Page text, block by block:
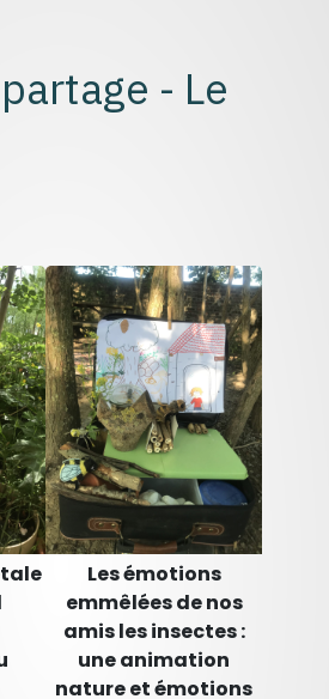
- Le
Les émotions
emmêlées de nos
amis les insectes :
une animation
nature et émotions